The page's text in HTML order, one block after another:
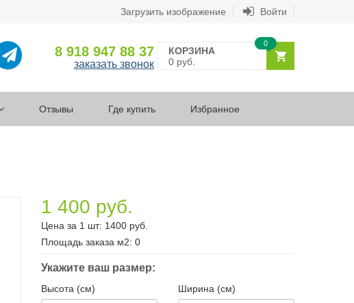
Загрузить изображение Войти
8 918 947 88 37
заказать звонок
КОРЗИНА
0 руб.
0
Отзывы Где купить Избранное
1 400 руб.
Цена за 1 шт: 1400 руб.
Площадь заказа м2: 0
Укажите ваш размер:
Высота (см) Ширина (см)